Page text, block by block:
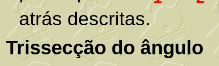
atrás descritas.
Trissecção do ângulo